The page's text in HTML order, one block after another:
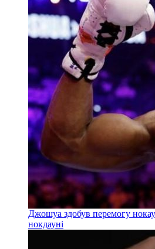
Джошуа здобув перемогу
нокдауні